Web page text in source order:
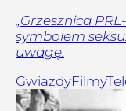
„Grzesznica
symbolem
uwagę.
GwiazdyFilmy